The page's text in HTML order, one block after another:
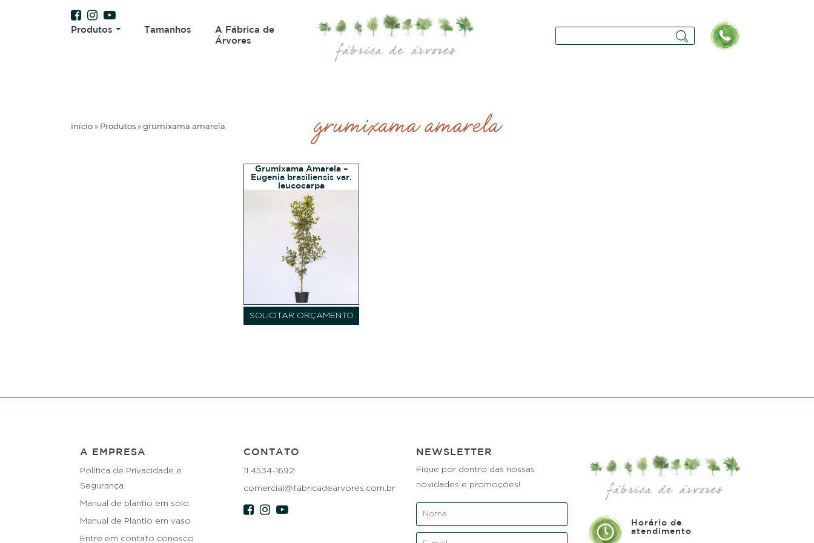
Produtos Tamanhos
A Fábrica de
Árvores
Início» Produtos»grumixama amarela grumixama amarela
Grumixama Amarela –
Eugenia brasiliensis var.
leucocarpa
SOLICITAR ORÇAMENTO
A EMPRESA
Política de Privacidade e
Segurança
Manual de plantio em solo
Manual de Plantio em vaso
Entre em contato conosco
CONTATO
11 4534-1692
comercial@fabricadearvores.com.br
NEWSLETTER
Fique por dentro das nossas
novidades e promoções!
Horário de
atendimento